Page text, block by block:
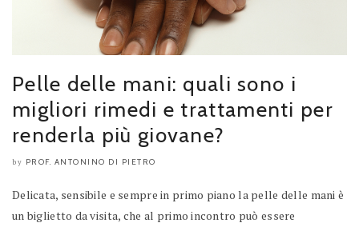
Pelle delle mani: quali sono i
migliori rimedi e trattamenti per
renderla più giovane?
by PROF. ANTONINO DI PIETRO
Delicata, sensibile e sempre in primo piano la pelle delle mani è
un biglietto da visita, che al primo incontro può essere